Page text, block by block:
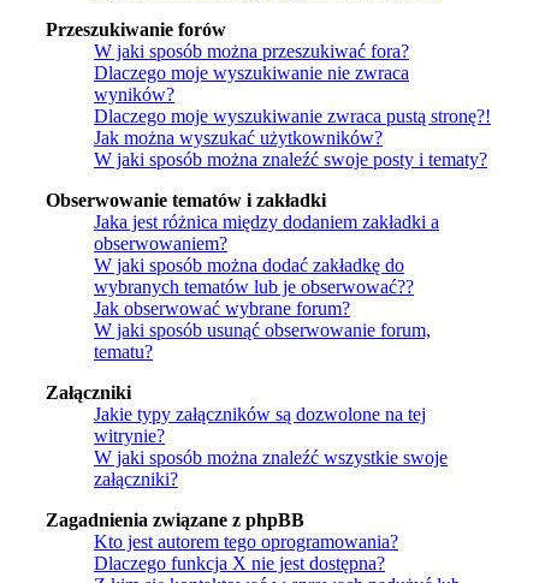
Przeszukiwanie forów
W jaki sposób można przeszukiwać fora?
Dlaczego moje wyszukiwanie nie zwraca
wyników?
Dlaczego moje wyszukiwanie zwraca pustą stronę?!
Jak można wyszukać użytkowników?
W jaki sposób można znaleźć swoje posty i tematy?
Obserwowanie tematów i zakładki
Jaka jest różnica między dodaniem zakładki a
obserwowaniem?
W jaki sposób można dodać zakładkę do
wybranych tematów lub je obserwować??
Jak obserwować wybrane forum?
W jaki sposób usunąć obserwowanie forum,
tematu?
Załączniki
Jakie typy załączników są dozwolone na tej
witrynie?
W jaki sposób można znaleźć wszystkie swoje
załączniki?
Zagadnienia związane z phpBB
Kto jest autorem tego oprogramowania?
Dlaczego funkcja X nie jest dostępna?